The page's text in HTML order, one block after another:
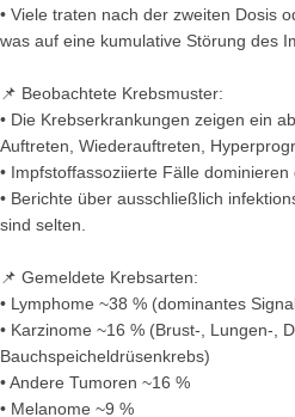
• Viele traten nach der zweiten Dosis
was auf eine kumulative Störung des
📌 Beobachtete Krebsmuster:
• Die Krebserkrankungen zeigen ein
Auftreten, Wiederauftreten,
• Impfstoffassoziierte Fälle dominieren
• Berichte über ausschließlich
sind selten.
📌 Gemeldete Krebsarten:
• Lymphome ~38 % (dominantes
• Karzinome ~16 % (Brust-, Lungen-,
Bauchspeicheldrüsenkrebs)
• Andere Tumoren ~16 %
• Melanome ~9 %